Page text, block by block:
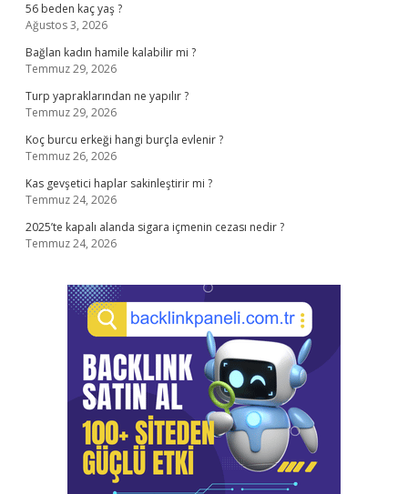
56 beden kaç yaş ?
Ağustos 3, 2026
Bağlan kadın hamile kalabilir mi ?
Temmuz 29, 2026
Turp yapraklarından ne yapılır ?
Temmuz 29, 2026
Koç burcu erkeği hangi burçla evlenir ?
Temmuz 26, 2026
Kas gevşetici haplar sakinleştirir mi ?
Temmuz 24, 2026
2025’te kapalı alanda sigara içmenin cezası nedir ?
Temmuz 24, 2026